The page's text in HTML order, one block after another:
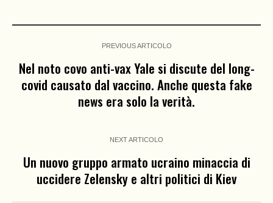
PREVIOUS ARTICOLO
Nel noto covo anti-vax Yale si discute del long-
covid causato dal vaccino. Anche questa fake
news era solo la verità.
NEXT ARTICOLO
Un nuovo gruppo armato ucraino minaccia di
uccidere Zelensky e altri politici di Kiev